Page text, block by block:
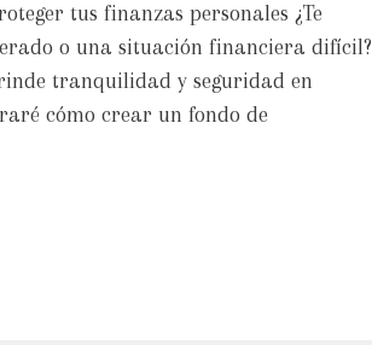
tus finanzas personales ¿Te
o una situación financiera difícil?
tranquilidad y seguridad en
cómo crear un fondo de